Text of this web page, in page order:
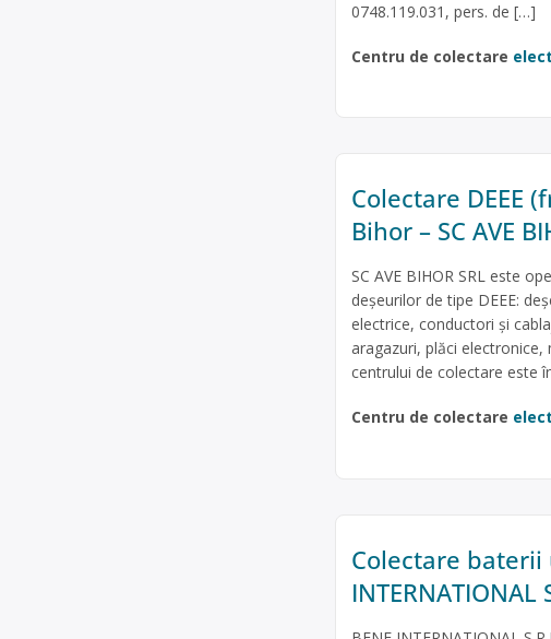
0748.119.031, pers. de […]
Centru de colectare
Colectare DEEE
Bihor – SC AVE
SC AVE BIHOR SRL este
deșeurilor de tipe DEEE:
electrice, conductori și
aragazuri, plăci
centrului de colectare este
Centru de colectare
Colectare baterii
INTERNATIONAL